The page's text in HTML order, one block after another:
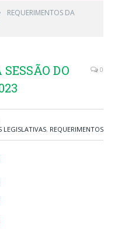
REQUERIMENTOS DA
DO
0
LEGISLATIVAS, REQUERIMENTOS